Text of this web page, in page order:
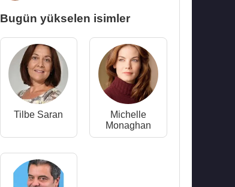
Bugün yükselen isimler
Tilbe Saran
Michelle
Monaghan